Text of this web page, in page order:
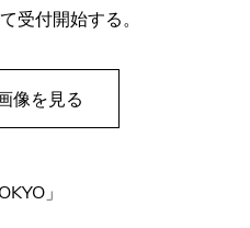
受付開始する。
像を見る
」